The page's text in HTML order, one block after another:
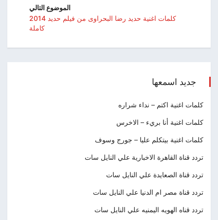
الموضوع التالي
كلمات اغنية حديد رضا البحراوى من فيلم حديد 2014
كاملة
جديد اسمعها
كلمات اغنية اكتم – نداء شراره
كلمات اغنية أنا بريء – الاخرس
كلمات اغنية بيتكلم عليا – جورج وسوف
تردد قناة القاهرة الاخبارية علي النايل سات
تردد قناة الصعايدة علي النايل سات
تردد قناة مصر ام الدنيا علي النايل سات
تردد قناه الهويه اليمنيه علي النايل سات